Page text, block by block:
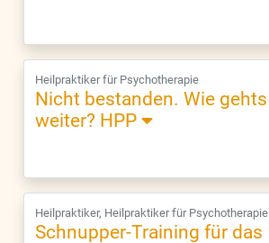
Heilpraktiker für Psychotherapie
Nicht bestanden. Wie gehts
weiter? HPP
Heilpraktiker, Heilpraktiker für Psychotherapie
Schnupper-Training für das